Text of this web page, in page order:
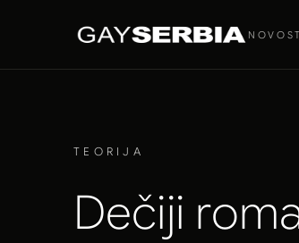
TEORIJA
Dečiji